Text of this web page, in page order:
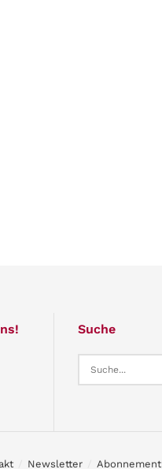
Suche
Newsletter Abonnement